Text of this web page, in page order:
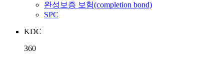
완성보증 보험(completion bond)
SPC
KDC
360